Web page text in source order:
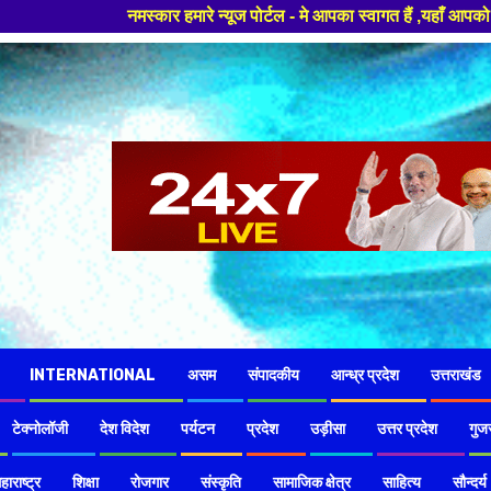
न्यूज पोर्टल - मे आपका स्वागत हैं ,यहाँ आपको हमेशा ताजा खबरों से रूबरू
INTERNATIONAL असम संपादकीय आन्ध्र प्रदेश उत्तराखंड
टेक्नोलॉजी देश विदेश पर्यटन प्रदेश उड़ीसा उत्तर प्रदेश
शिक्षा रोजगार संस्कृति सामाजिक क्षेत्र साहित्य सौन्दर्य